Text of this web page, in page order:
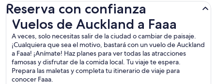
Reserva con confianza
Vuelos de Auckland a Faaa
A veces, solo necesitas salir de la ciudad o cambiar de paisaje.
¡Cualquiera que sea el motivo, bastará con un vuelo de Auckland
a Faaa! ¡Anímate! Haz planes para ver todas las atracciones
famosas y disfrutar de la comida local. Tu viaje te espera.
Prepara las maletas y completa tu itinerario de viaje para
conocer Faaa.
Vuelos de Auckland a Faaa